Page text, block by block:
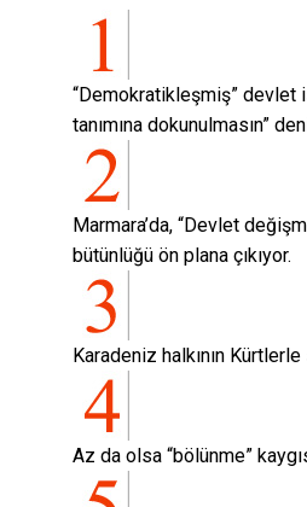
“Demokratikleşmiş” devlet
tanımına dokunulmasın”
Marmara’da, “Devlet
bütünlüğü ön plana çıkıyor.
Karadeniz halkının Kürtlerle
Az da olsa “bölünme”